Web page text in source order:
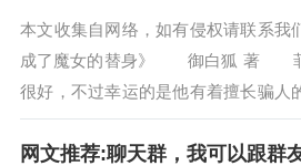
本文收集自网络，如有侵权请联系
成了魔女的替身》 御白狐 著 菲
很好，不过幸运的是他有着擅长骗
欺负，菲林决定找一位大魔女做靠山
网文推荐:聊天群，我可以跟群